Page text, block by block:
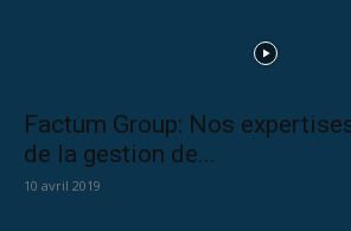
Factum Group: Nos
de la gestion de...
10 avril 2019